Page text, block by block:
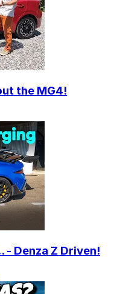
the MG4!
- Denza Z Driven!